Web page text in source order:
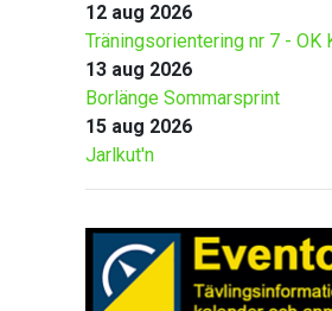
12 aug 2026
Träningsorientering nr 7 - OK
13 aug 2026
Borlänge Sommarsprint
15 aug 2026
Jarlkut'n